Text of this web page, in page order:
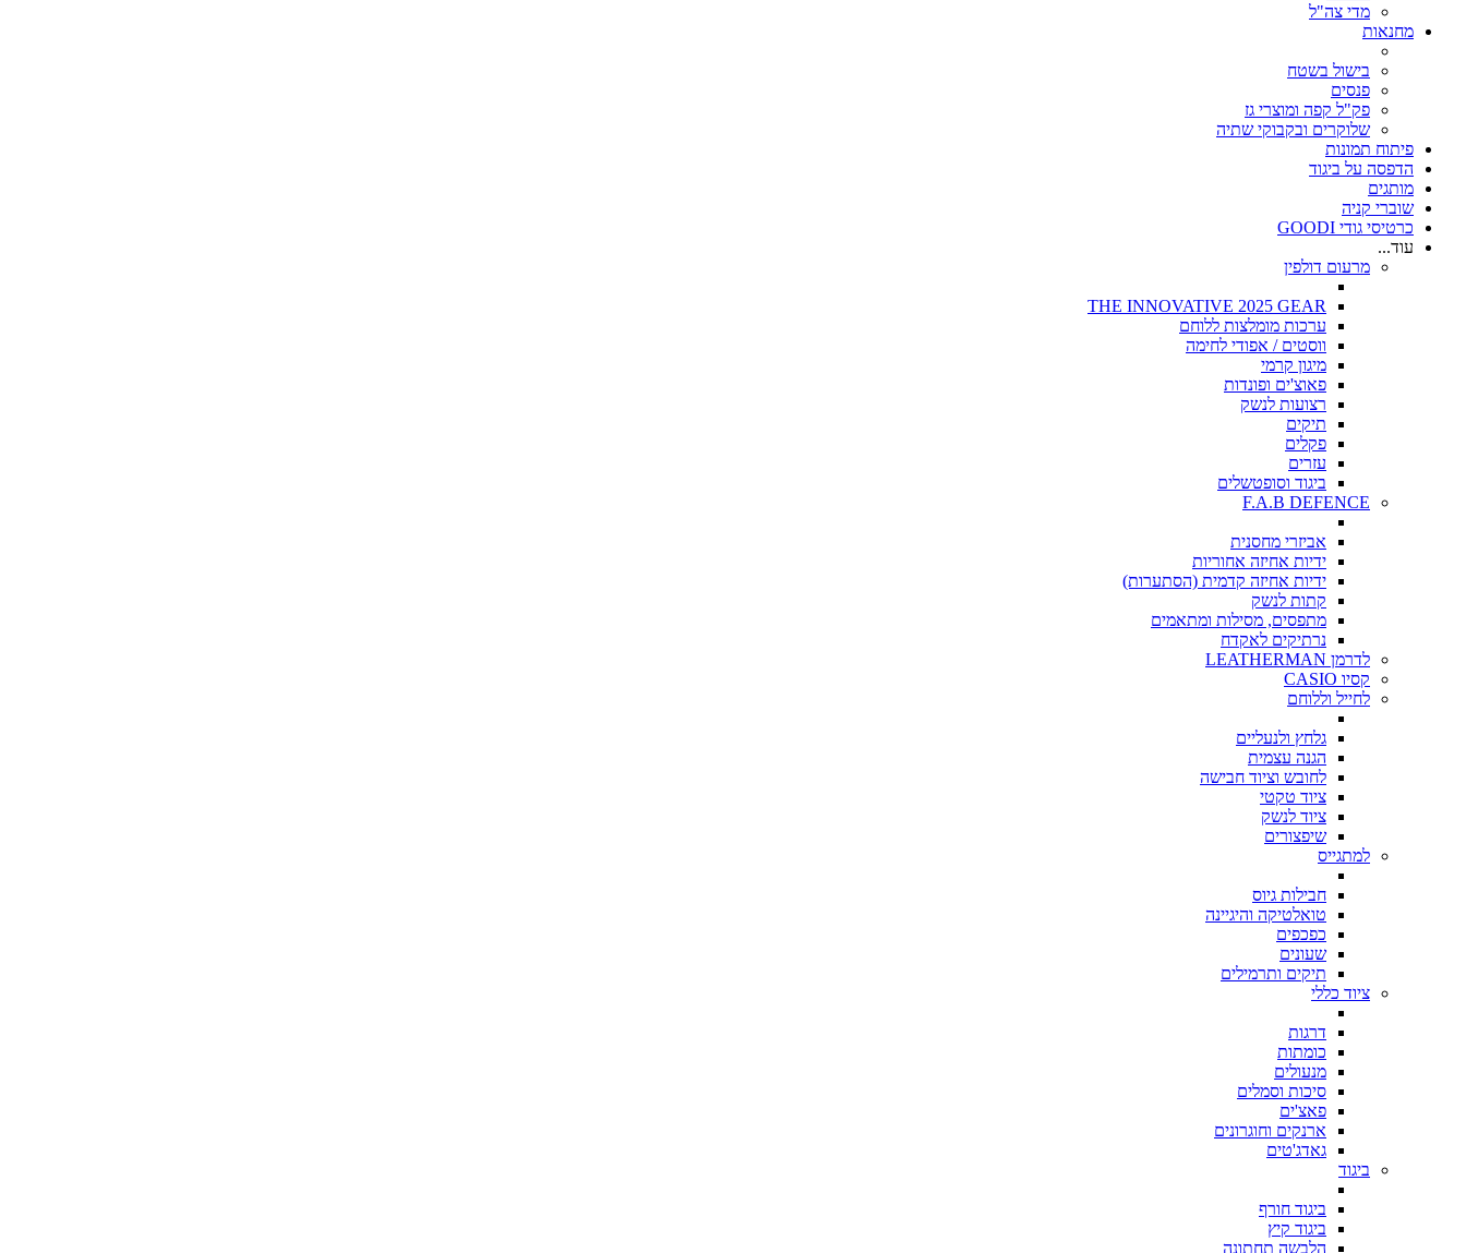
מדי צה"ל
מחנאות
בישול בשטח
פנסים
פק"ל קפה ומוצרי גז
שלוקרים ובקבוקי שתיה
פיתוח תמונות
הדפסה על ביגוד
מותגים
שוברי קניה
כרטיסי גודי GOODI
עוד...
מרעום דולפין
THE INNOVATIVE 2025 GEAR
ערכות מומלצות ללוחם
ווסטים / אפודי לחימה
מיגון קרמי
פאוצ'ים ופונדות
רצועות לנשק
תיקים
פקלים
עזרים
ביגוד וסופטשלים
F.A.B DEFENCE
אביזרי מחסנית
ידיות אחיזה אחוריות
ידיות אחיזה קדמית (הסתערות)
קתות לנשק
מתפסים, מסילות ומתאמים
נרתיקים לאקדח
לדרמן LEATHERMAN
קסיו CASIO
לחייל וללוחם
גלחץ ולנעליים
הגנה עצמית
לחובש וציוד חבישה
ציוד טקטי
ציוד לנשק
שיפצורים
למתגייס
חבילות גיוס
טואלטיקה והיגיינה
כפכפים
שעונים
תיקים ותרמילים
ציוד כללי
דרגות
כומתות
מנעולים
סיכות וסמלים
פאצ'ים
ארנקים וחוגרונים
גאדג'טים
ביגוד
ביגוד חורף
ביגוד קיץ
הלבשה תחתונה